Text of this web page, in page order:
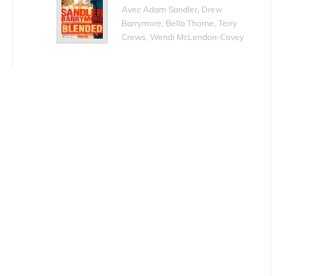
Avec Adam Sandler, Drew
Barrymore, Bella Thorne, Terry
Crews, Wendi McLendon-Covey